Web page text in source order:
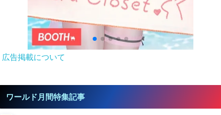
広告掲載について
ワールド月間特集記事